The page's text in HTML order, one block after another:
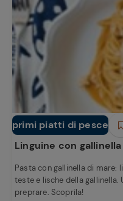
primi piatti di pesce
Primi piatti
Linguine con
Pasta con gallinella di
teste e lische della
preprare. Scoprila!